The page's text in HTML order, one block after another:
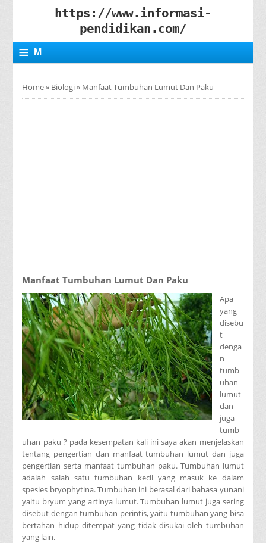
https://www.informasi-
pendidikan.com/
≡ M
Home» Biologi» Manfaat Tumbuhan Lumut Dan Paku
Manfaat Tumbuhan Lumut Dan Paku
Apa
yang
disebu
t
denga
n
tumb
uhan
lumut
dan
juga
tumb
uhan paku ? pada kesempatan kali ini saya akan menjelaskan
tentang pengertian dan manfaat tumbuhan lumut dan juga
pengertian serta manfaat tumbuhan paku. Tumbuhan lumut
adalah salah satu tumbuhan kecil yang masuk ke dalam
spesies bryophytina. Tumbuhan ini berasal dari bahasa yunani
yaitu bryum yang artinya lumut. Tumbuhan lumut juga sering
disebut dengan tumbuhan perintis, yaitu tumbuhan yang bisa
bertahan hidup ditempat yang tidak disukai oleh tumbuhan
yang lain.